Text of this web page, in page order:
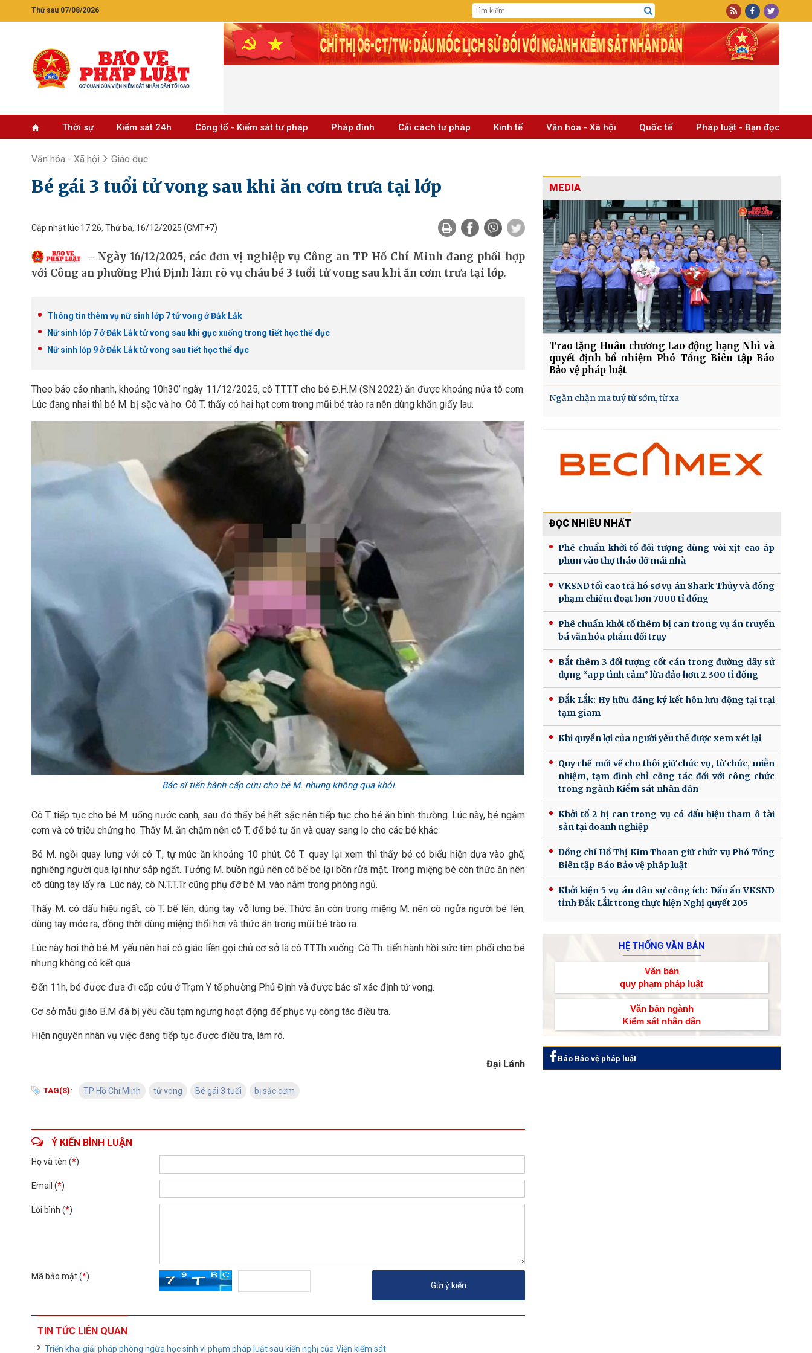
Thứ sáu 07/08/2026
Thời sự Kiểm sát 24h Công tố - Kiểm sát tư pháp Pháp đình Cải cách tư pháp Kinh tế Văn hóa - Xã hội Quốc tế Pháp luật - Bạn đọc
Văn hóa - Xã hội Giáo dục
Bé gái 3 tuổi tử vong sau khi ăn cơm trưa tại lớp
Cập nhật lúc 17:26, Thứ ba, 16/12/2025 (GMT+7)
Ngày 16/12/2025, các đơn vị nghiệp vụ Công an TP Hồ Chí Minh đang phối hợp
với Công an phường Phú Định làm rõ vụ cháu bé 3 tuổi tử vong sau khi ăn cơm trưa tại lớp.
Thông tin thêm vụ nữ sinh lớp 7 tử vong ở Đắk Lắk
Nữ sinh lớp 7 ở Đắk Lắk tử vong sau khi gục xuống trong tiết học thể dục
Nữ sinh lớp 9 ở Đắk Lắk tử vong sau tiết học thể dục
Theo báo cáo nhanh, khoảng 10h30’ ngày 11/12/2025, cô T.T.T.T cho bé Đ.H.M (SN 2022) ăn được khoảng nửa tô cơm.
Lúc đang nhai thì bé M. bị sặc và ho. Cô T. thấy có hai hạt cơm trong mũi bé trào ra nên dùng khăn giấy lau.
Bác sĩ tiến hành cấp cứu cho bé M. nhưng không qua khỏi.
Cô T. tiếp tục cho bé M. uống nước canh, sau đó thấy bé hết sặc nên tiếp tục cho bé ăn bình thường. Lúc này, bé ngậm
cơm và có triệu chứng ho. Thấy M. ăn chậm nên cô T. để bé tự ăn và quay sang lo cho các bé khác.
Bé M. ngồi quay lưng với cô T., tự múc ăn khoảng 10 phút. Cô T. quay lại xem thì thấy bé có biểu hiện dựa vào ghế,
nghiêng người qua lại như sắp ngất. Tưởng M. buồn ngủ nên cô bế bé lại bồn rửa mặt. Trong miệng bé còn thức ăn nên
cô dùng tay lấy ra. Lúc này, cô N.T.T.Tr cũng phụ đỡ bé M. vào nằm trong phòng ngủ.
Thấy M. có dấu hiệu ngất, cô T. bế lên, dùng tay vỗ lưng bé. Thức ăn còn trong miệng M. nên cô ngửa người bé lên,
dùng tay móc ra, đồng thời dùng miệng thổi hơi và thức ăn trong mũi bé trào ra.
Lúc này hơi thở bé M. yếu nên hai cô giáo liền gọi chủ cơ sở là cô T.T.Th xuống. Cô Th. tiến hành hồi sức tim phổi cho bé
nhưng không có kết quả.
Đến 11h, bé được đưa đi cấp cứu ở Trạm Y tế phường Phú Định và được bác sĩ xác định tử vong.
Cơ sở mẫu giáo B.M đã bị yêu cầu tạm ngưng hoạt động để phục vụ công tác điều tra.
Hiện nguyên nhân vụ việc đang tiếp tục được điều tra, làm rõ.
Đại Lánh
TAG(S): TP Hồ Chí Minh tử vong Bé gái 3 tuổi bị sặc cơm
Ý KIẾN BÌNH LUẬN
Họ và tên (*)
Email (*)
Lời bình (*)
Mã bảo mật (*)
TIN TỨC LIÊN QUAN
Triển khai giải pháp phòng ngừa học sinh vi phạm pháp luật sau kiến nghị của Viện kiểm sát
MEDIA
Trao tặng Huân chương Lao động hạng Nhì và
quyết định bổ nhiệm Phó Tổng Biên tập Báo
Bảo vệ pháp luật
Ngăn chặn ma tuý từ sớm, từ xa
ĐỌC NHIỀU NHẤT
Phê chuẩn khởi tố đối tượng dùng vòi xịt cao áp
phun vào thợ tháo dỡ mái nhà
VKSND tối cao trả hồ sơ vụ án Shark Thủy và đồng
phạm chiếm đoạt hơn 7000 tỉ đồng
Phê chuẩn khởi tố thêm bị can trong vụ án truyền
bá văn hóa phẩm đồi trụy
Bắt thêm 3 đối tượng cốt cán trong đường dây sử
dụng “app tình cảm” lừa đảo hơn 2.300 tỉ đồng
Đắk Lắk: Hy hữu đăng ký kết hôn lưu động tại trại
tạm giam
Khi quyền lợi của người yếu thế được xem xét lại
Quy chế mới về cho thôi giữ chức vụ, từ chức, miễn
nhiệm, tạm đình chỉ công tác đối với công chức
trong ngành Kiểm sát nhân dân
Khởi tố 2 bị can trong vụ có dấu hiệu tham ô tài
sản tại doanh nghiệp
Đồng chí Hồ Thị Kim Thoan giữ chức vụ Phó Tổng
Biên tập Báo Bảo vệ pháp luật
Khởi kiện 5 vụ án dân sự công ích: Dấu ấn VKSND
tỉnh Đắk Lắk trong thực hiện Nghị quyết 205
HỆ THỐNG VĂN BẢN
Văn bản
quy phạm pháp luật
Văn bản ngành
Kiểm sát nhân dân
Báo Bảo vệ pháp luật